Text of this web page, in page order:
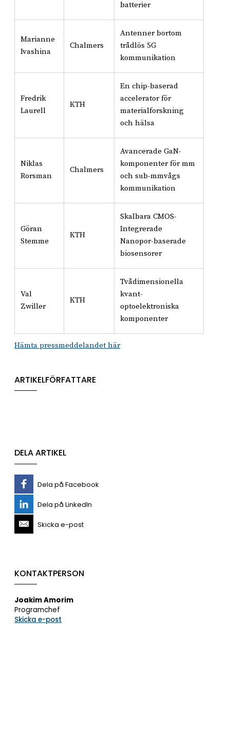
batterier
Marianne
Ivashina
Chalmers
Antenner bortom
trådlös 5G
kommunikation
Fredrik
Laurell
KTH
En chip-baserad
accelerator för
materialforskning
och hälsa
Niklas
Rorsman
Chalmers
Avancerade GaN-
komponenter för mm
och sub-mmvågs
kommunikation
Göran
Stemme
KTH
Skalbara CMOS-
Integrerade
Nanopor-baserade
biosensorer
Val
Zwiller
KTH
Tvådimensionella
kvant-
optoelektroniska
komponenter
Hämta pressmeddelandet här
ARTIKELFÖRFATTARE
DELA ARTIKEL
Dela på Facebook
Dela på LinkedIn
Skicka e-post
KONTAKTPERSON
Joakim Amorim
Programchef
Skicka e-post